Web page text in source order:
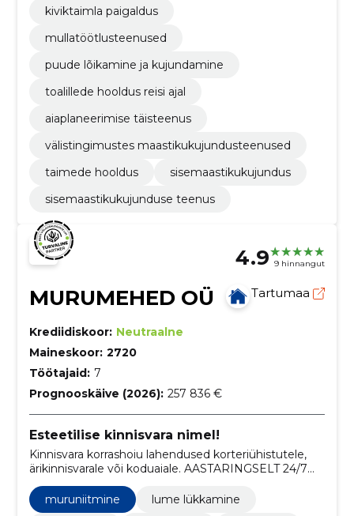
kiviktaimla paigaldus
mullatöötlusteenused
puude lõikamine ja kujundamine
toalillede hooldus reisi ajal
aiaplaneerimise täisteenus
välistingimustes maastikukujundusteenused
taimede hooldus
sisemaastikukujundus
sisemaastikukujunduse teenus
4.9 9 hinnangut
MURUMEHED OÜ Tartumaa
Krediidiskoor: Neutraalne
Maineskoor: 2720
Töötajaid: 7
Prognooskäive (2026): 257 836 €
Esteetilise kinnisvara nimel!
Kinnisvara korrashoiu lahendused korteriühistutele,
ärikinnisvarale või koduaiale. AASTARINGSELT 24/7
muruniitmine
lume lükkamine